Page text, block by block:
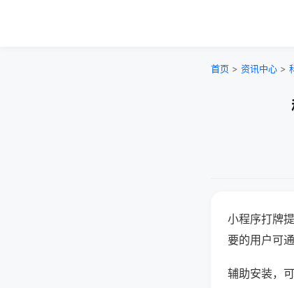
首页 > 资讯中心 >
小程序打牌
要的用户可
辅助安装，